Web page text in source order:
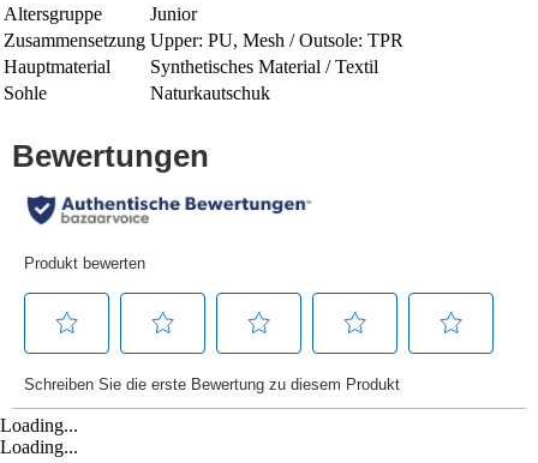
Altersgruppe
Junior
Zusammensetzung Upper: PU, Mesh / Outsole: TPR
Hauptmaterial
Synthetisches Material / Textil
Sohle
Naturkautschuk
Loading...
Loading...